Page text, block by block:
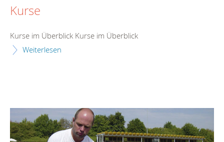
Kurse
Kurse im Überblick Kurse im Überblick
Weiterlesen